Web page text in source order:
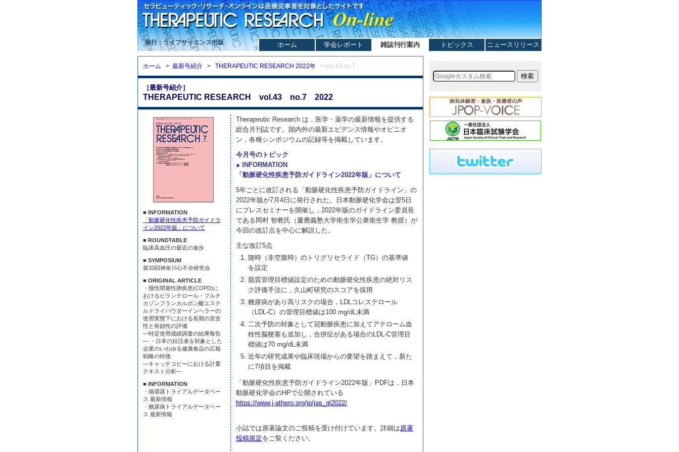
発行：ライフサイエンス出版 ホーム 学会レポート 雑誌刊行案内 トピックス ニュースリリース
ホーム > 最新号紹介 > THERAPEUTIC RESEARCH 2022年 > vol.43 no.7
［最新号紹介］
THERAPEUTIC RESEARCH vol.43 no.7 2022
■ INFORMATION
「動脈硬化性疾患予防ガイドラ
イン2022年版」について
■ ROUNDTABLE
臨床高血圧の最近の進歩
■ SYMPOSIUM
第33回神奈川心不全研究会
■ ORIGINAL ARTICLE
・慢性閉塞性肺疾患(COPD)に
おけるビランテロール・フルチ
カゾンフランカルボン酸エステ
ルドライパウダーインヘラーの
使用実態下における長期の安全
性と有効性の評価
—特定使用成績調査の結果報告
— ・日本の妊活者を対象とした
企業のいわゆる健康食品の広報
戦略の特徴
—キャッチコピーにおける計量
テキスト分析—
■ INFORMATION
・循環器トライアルデータベー
ス 最新情報
・糖尿病トライアルデータベー
ス 最新情報
Therapeutic Research は，医学・薬学の最新情報を提供する
総合月刊誌です。国内外の最新エビデンス情報やオピニオ
ン，各種シンポジウムの記録等を掲載しています。
今月号のトピック
● INFORMATION
「動脈硬化性疾患予防ガイドライン2022年版」について
5年ごとに改訂される「動脈硬化性疾患予防ガイドライン」の
2022年版が7月4日に発行された。日本動脈硬化学会は翌5日
にプレスセミナーを開催し，2022年版のガイドライン委員長
である岡村 智教氏（慶應義塾大学衛生学公衆衛生学 教授）が
今回の改訂点を中心に解説した。
主な改訂5点
随時（非空腹時）のトリグリセライド（TG）の基準値
を設定
脂質管理目標値設定のための動脈硬化性疾患の絶対リス
ク評価手法に，久山町研究のスコアを採用
糖尿病があり高リスクの場合，LDLコレステロール
（LDL-C）の管理目標値は100 mg/dL未満
二次予防の対象として冠動脈疾患に加えてアテローム血
栓性脳梗塞も追加し，合併症がある場合のLDL-C管理目
標値は70 mg/dL未満
近年の研究成果や臨床現場からの要望を踏まえて，新た
に7項目を掲載
「動脈硬化性疾患予防ガイドライン2022年版」PDFは，日本
動脈硬化学会のHPで公開されている
https://www.j-athero.org/jp/jas_gl2022/
小誌では原著論文のご投稿を受け付けています。詳細は原著
投稿規定をご覧ください。